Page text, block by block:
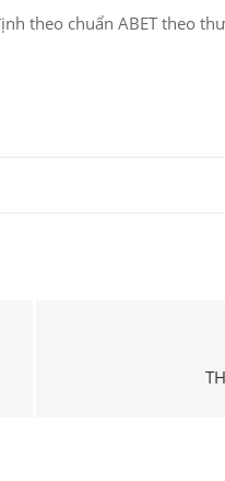
theo chuẩn ABET theo